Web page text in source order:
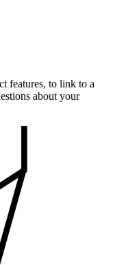
features, to link to a
about your